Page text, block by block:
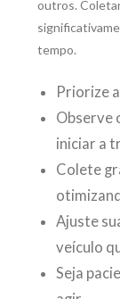
outros.
tempo.
Priorize
Observe
iniciar a
Colete
Ajuste
veículo
Seja